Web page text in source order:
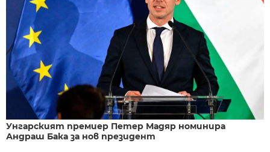
Унгарският премиер Петер Мадяр номинира
Андраш Бака за нов президент